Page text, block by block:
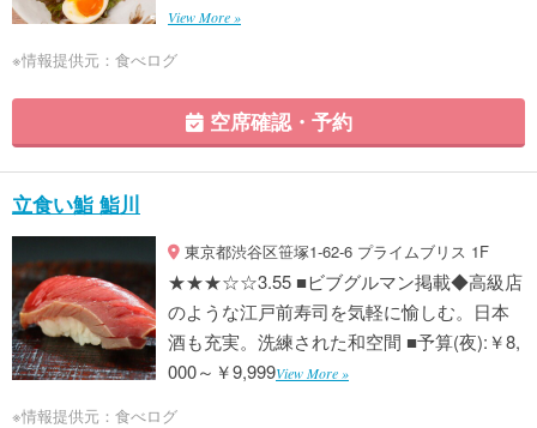
View More »
※情報提供元：食べログ
空席確認・予約
立食い鮨 鮨川
東京都渋谷区笹塚1-62-6 プライムブリス 1F
★★★☆☆3.55 ■ビブグルマン掲載◆高級店
のような江戸前寿司を気軽に愉しむ。日本
酒も充実。洗練された和空間 ■予算(夜):￥8,
000～￥9,999View More »
※情報提供元：食べログ